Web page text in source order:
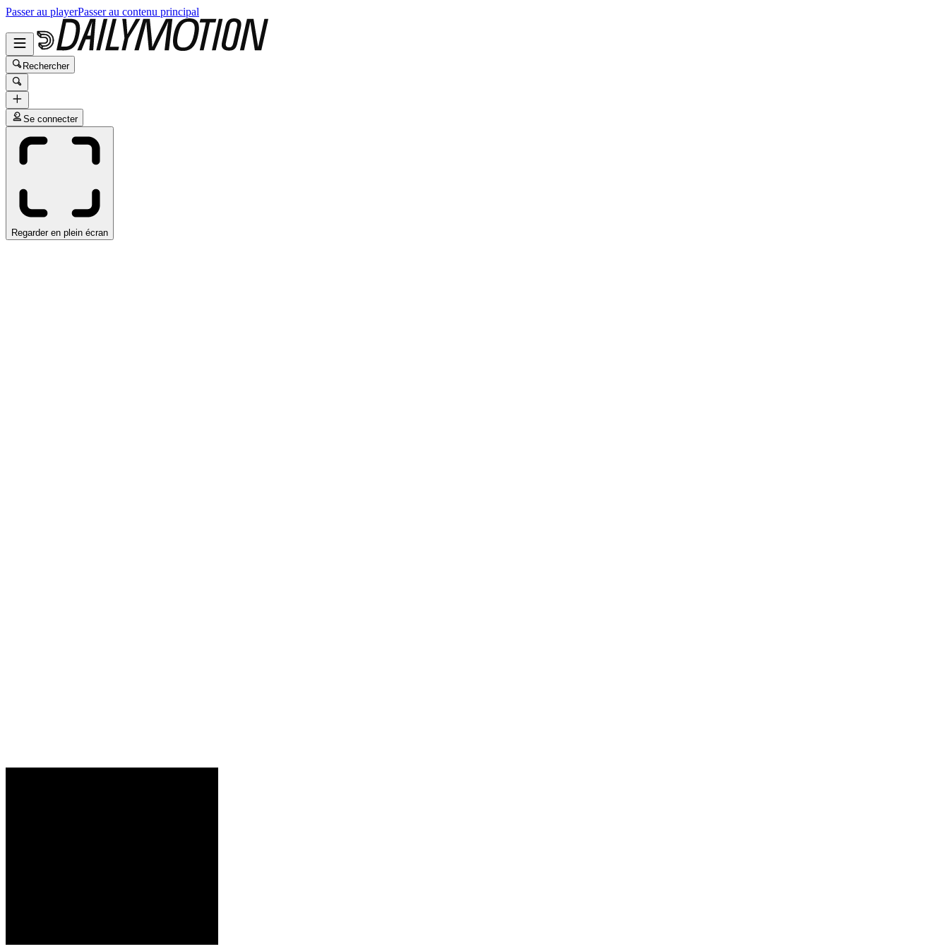
Passer au playerPasser au contenu principal
Rechercher
Se connecter
Regarder en plein écran